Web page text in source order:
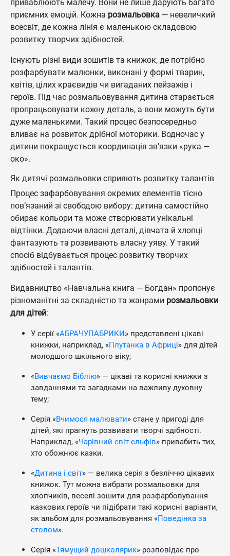
приваблюють малечу. Вони не лише дарують багато
приємних емоцій. Кожна розмальовка — невеличкий
всесвіт, де кожна лінія є маленькою складовою
розвитку творчих здібностей.
Існують різні види зошитів та книжок, де потрібно
розфарбувати малюнки, виконані у формі тварин,
квітів, цілих краєвидів чи вигаданих пейзажів і
героїв. Під час розмальовування дитина старається
пропрацьовувати кожну деталь, а вони можуть бути
дуже маленькими. Такий процес безпосередньо
вливає на розвиток дрібної моторики. Водночас у
дитини покращується координація зв’язки «рука —
око».
Як дитячі розмальовки сприяють розвитку талантів
Процес зафарбовування окремих елементів тісно
пов’язаний зі свободою вибору: дитина самостійно
обирає кольори та може створювати унікальні
відтінки. Додаючи власні деталі, дівчата й хлопці
фантазують та розвивають власну уяву. У такий
спосіб відбувається процес розвитку творчих
здібностей і талантів.
Видавництво «Навчальна книга — Богдан» пропонує
різноманітні за складністю та жанрами розмальовки
для дітей:
У серії «АБРАЧУПАБРИКИ» представлені цікаві
книжки, наприклад, «Плутанка в Африці» для дітей
молодшого шкільного віку;
«Вивчаємо Біблію» — цікаві та корисні книжки з
завданнями та загадками на важливу духовну
тему;
Серія «Вчимося малювати» стане у пригоді для
дітей, які прагнуть розвивати творчі здібності.
Наприклад, «Чарівний світ ельфів» привабить тих,
хто обожнює казки.
«Дитина і світ» — велика серія з безліччю цікавих
книжок. Тут можна вибрати розмальовки для
хлопчиків, веселі зошити для розфарбовування
казкових героїв чи підібрати такі корисні варіанти,
як альбом для розмальовування «Поведінка за
столом».
Серія «Тямущий дошколярик» розповідає про